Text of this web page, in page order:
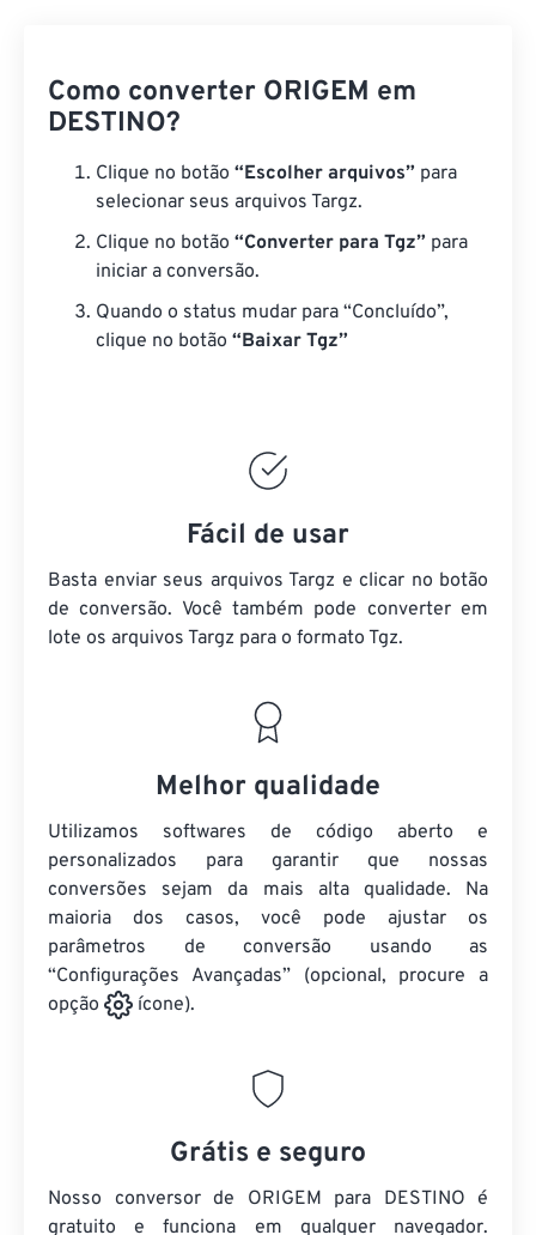
Como converter ORIGEM em
DESTINO?
Clique no botão “Escolher arquivos” para
selecionar seus arquivos Targz.
Clique no botão “Converter para Tgz” para
iniciar a conversão.
Quando o status mudar para “Concluído”,
clique no botão “Baixar Tgz”
Fácil de usar
Basta enviar seus arquivos Targz e clicar no botão
de conversão. Você também pode converter em
lote os arquivos Targz para o formato Tgz.
Melhor qualidade
Utilizamos softwares de código aberto e
personalizados para garantir que nossas
conversões sejam da mais alta qualidade. Na
maioria dos casos, você pode ajustar os
parâmetros de conversão usando as
“Configurações Avançadas” (opcional, procure a
opção
ícone).
Grátis e seguro
Nosso conversor de ORIGEM para DESTINO é
gratuito e funciona em qualquer navegador.